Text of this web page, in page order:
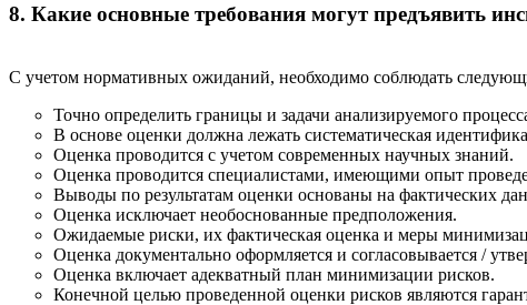
8. Какие основные требования могут предъявить
С учетом нормативных ожиданий, необходимо соблюдать
Точно определить границы и задачи анализируемого
В основе оценки должна лежать систематическая
Оценка проводится с учетом современных научных знаний.
Оценка проводится специалистами, имеющими опыт
Выводы по результатам оценки основаны на фактических
Оценка исключает необоснованные предположения.
Ожидаемые риски, их фактическая оценка и меры
Оценка документально оформляется и согласовывается /
Оценка включает адекватный план минимизации рисков.
Конечной целью проведенной оценки рисков являются